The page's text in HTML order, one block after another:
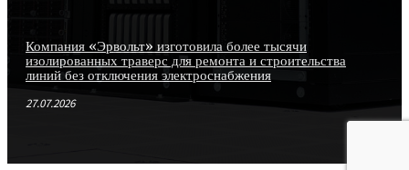
Компания «Эрвольт» изготовила более тысячи
изолированных траверс для ремонта и строительства
линий без отключения электроснабжения
27.07.2026